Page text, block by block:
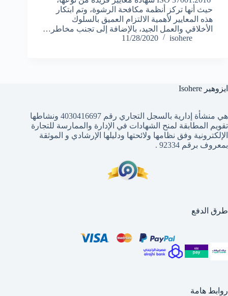
حيث أنها تركز أنظمة مكافحة الرشوة، وتم ابتكار
هذه المعايير لأهمية الالتزام العميق بالسلوك
الأخلاقي والعمل الجيد، بالإضافة إلى تجنب مخاطر…
isohere
11/28/2020
ايزوهير Isohere
هي منشأة إدارية بالسجل التجاري رقم 4030416697 ونشاطها
تقويم المطابقة لمنح الشهادات في الإدارة والممارسة للتجارة
الإلكترونية وفق نظامها ولائحتها ودليلها الإرشادي و الموثقة
بمعروف برقم 92334 .
طرق الدفع
روابط هامة